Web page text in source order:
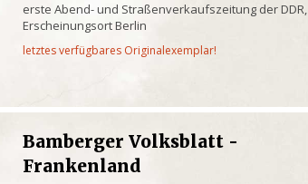
erste Abend- und Straßenverkaufszeitung der DDR,
Erscheinungsort Berlin
letztes verfügbares Originalexemplar!
Bamberger Volksblatt -
Frankenland